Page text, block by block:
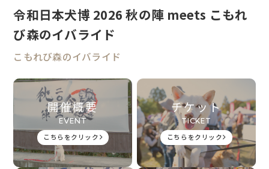
令和日本犬博 2026 秋の陣 meets こもれ
び森のイバライド
こもれび森のイバライド
開催概要
EVENT
こちらをクリック
チケット
TICKET
こちらをクリック